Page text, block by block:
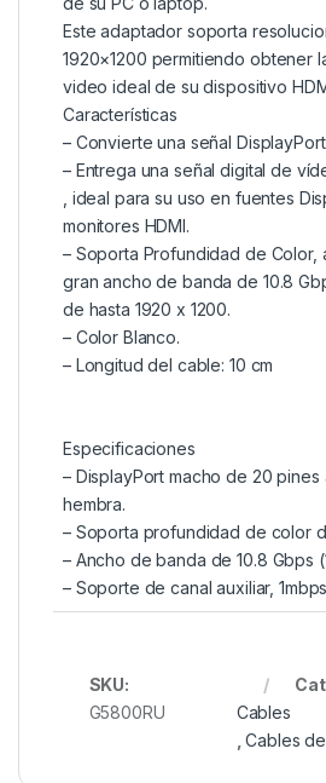
Este adaptador soporta
1920×1200 permitiendo obtener
video ideal de su dispositivo
Características
– Convierte una señal
– Entrega una señal digital de
, ideal para su uso en fuentes
monitores HDMI.
– Soporta Profundidad de Color,
gran ancho de banda de 10.8
de hasta 1920 x 1200.
– Color Blanco.
– Longitud del cable: 10 cm
Especificaciones
– DisplayPort macho de 20 pines
hembra.
– Soporta profundidad de color
– Ancho de banda de 10.8 Gbps
– Soporte de canal auxiliar,
SKU:
G5800RU
Cables
,Cables